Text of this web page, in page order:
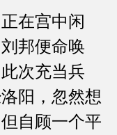
在宫中闲
邦便命唤
次充当兵
阳，忽然想
自顾一个平